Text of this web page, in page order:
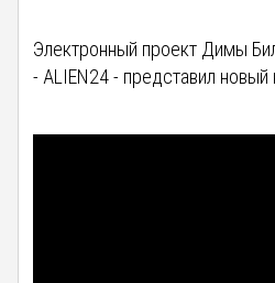
Электронный проект Димы
- ALIEN24 - представил новый